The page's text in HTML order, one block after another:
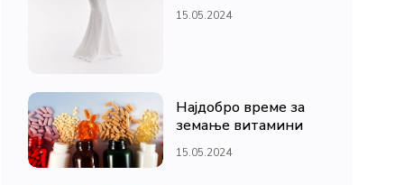
15.05.2024
Најдобро време за
земање витамини
15.05.2024